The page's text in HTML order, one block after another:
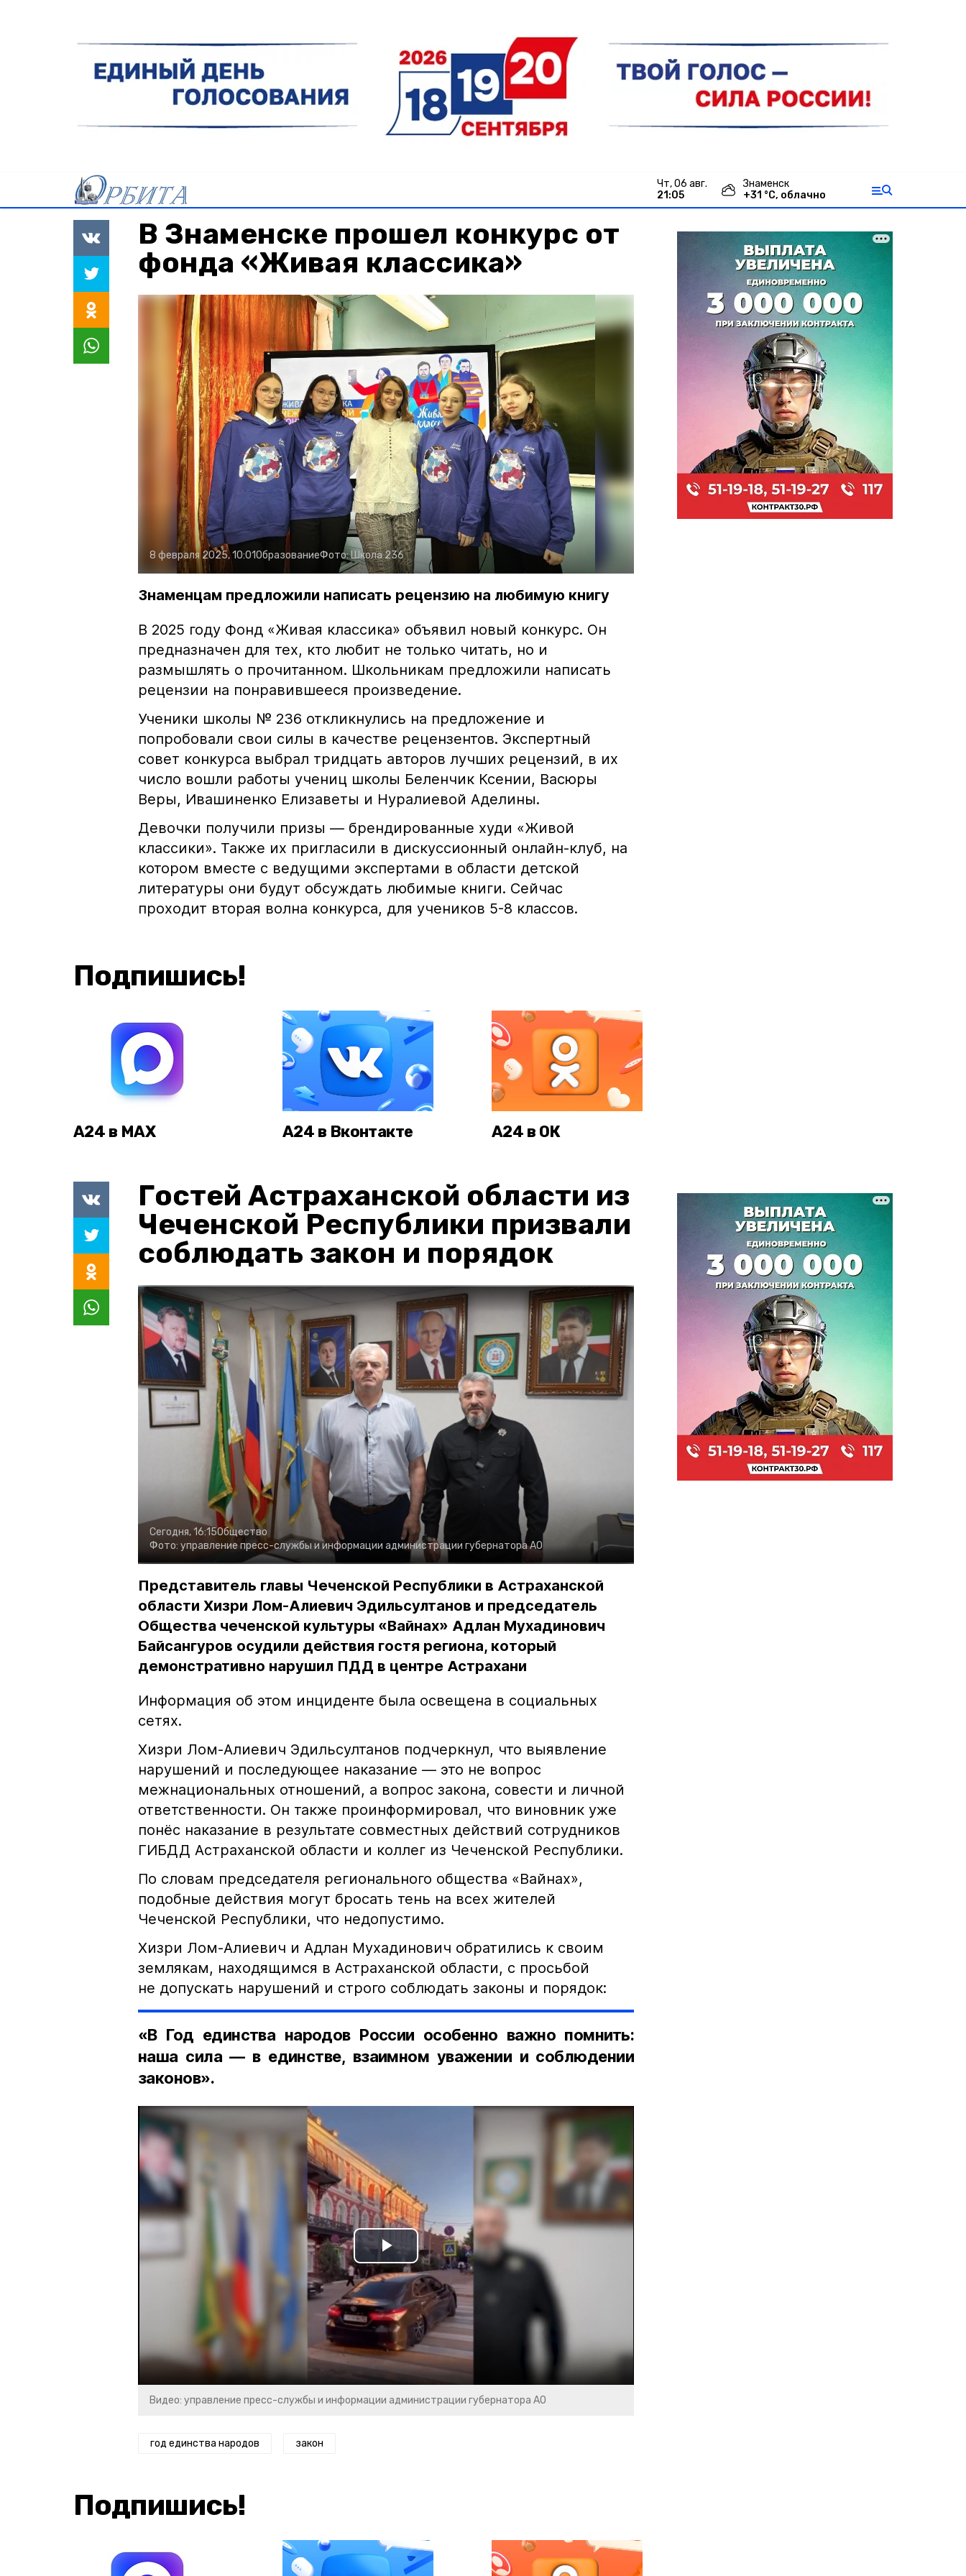
чт, 06 авг.
21:06
Знаменск
+31 °С, облачно
В Знаменске прошел конкурс от
фонда «Живая классика»
8 февраля 2025, 10:01ОбразованиеФото:Школа 236
Знаменцам предложили написать рецензию на любимую книгу
В 2025 году Фонд «Живая классика» объявил новый конкурс. Он
предназначен для тех, кто любит не только читать, но и
размышлять о прочитанном. Школьникам предложили написать
рецензии на понравившееся произведение.
Ученики школы № 236 откликнулись на предложение и
попробовали свои силы в качестве рецензентов. Экспертный
совет конкурса выбрал тридцать авторов лучших рецензий, в их
число вошли работы учениц школы Беленчик Ксении, Васюры
Веры, Ивашиненко Елизаветы и Нуралиевой Аделины.
Девочки получили призы — брендированные худи «Живой
классики». Также их пригласили в дискуссионный онлайн-клуб, на
котором вместе с ведущими экспертами в области детской
литературы они будут обсуждать любимые книги. Сейчас
проходит вторая волна конкурса, для учеников 5-8 классов.
Подпишись!
А24 в MAX А24 в Вконтакте А24 в ОК
Гостей Астраханской области из
Чеченской Республики призвали
соблюдать закон и порядок
Сегодня, 16:15Общество
Фото: управление пресс-службы и информации администрации губернатора АО
Представитель главы Чеченской Республики в Астраханской
области Хизри Лом-Алиевич Эдильсултанов и председатель
Общества чеченской культуры «Вайнах» Адлан Мухадинович
Байсангуров осудили действия гостя региона, который
демонстративно нарушил ПДД в центре Астрахани
Информация об этом инциденте была освещена в социальных
сетях.
Хизри Лом-Алиевич Эдильсултанов подчеркнул, что выявление
нарушений и последующее наказание — это не вопрос
межнациональных отношений, а вопрос закона, совести и личной
ответственности. Он также проинформировал, что виновник уже
понёс наказание в результате совместных действий сотрудников
ГИБДД Астраханской области и коллег из Чеченской Республики.
По словам председателя регионального общества «Вайнах»,
подобные действия могут бросать тень на всех жителей
Чеченской Республики, что недопустимо.
Хизри Лом-Алиевич и Адлан Мухадинович обратились к своим
землякам, находящимся в Астраханской области, с просьбой
не допускать нарушений и строго соблюдать законы и порядок:
«В Год единства народов России особенно важно помнить:
наша сила — в единстве, взаимном уважении и соблюдении
законов».
Play
Video
Видео: управление пресс-службы и информации администрации губернатора АО
год единства народов закон
Подпишись!